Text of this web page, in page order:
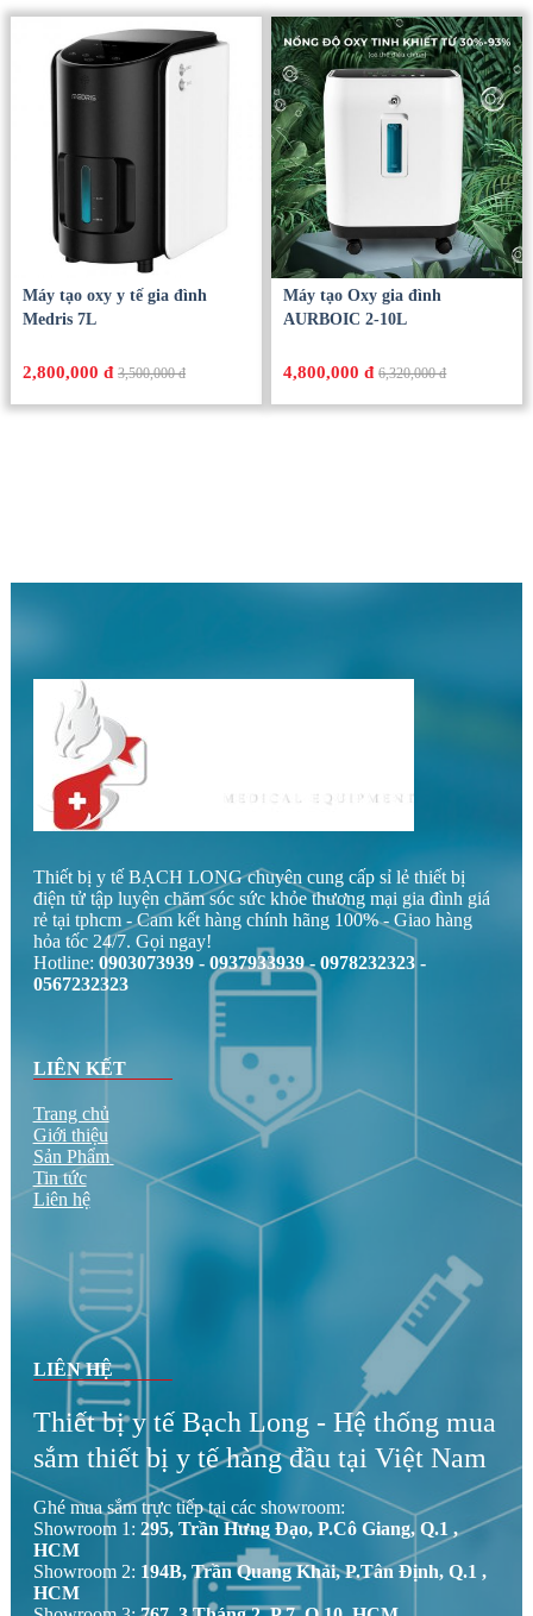
Máy tạo oxy y tế gia đình
Medris 7L
2,800,000 đ 3,500,000 đ
Máy tạo Oxy gia đình
AURBOIC 2-10L
4,800,000 đ 6,320,000 đ
Thiết bị y tế BẠCH LONG chuyên cung cấp sỉ lẻ thiết bị
điện tử tập luyện chăm sóc sức khỏe thương mại gia đình giá
rẻ tại tphcm - Cam kết hàng chính hãng 100% - Giao hàng
hỏa tốc 24/7. Gọi ngay!
Hotline: 0903073939 - 0937933939 - 0978232323 -
0567232323
LIÊN KẾT
Trang chủ
Giới thiệu
Sản Phẩm
Tin tức
Liên hệ
LIÊN HỆ
Thiết bị y tế Bạch Long - Hệ thống mua
sắm thiết bị y tế hàng đầu tại Việt Nam
Ghé mua sắm trực tiếp tại các showroom:
Showroom 1: 295, Trần Hưng Đạo, P.Cô Giang, Q.1 ,
HCM
Showroom 2: 194B, Trần Quang Khải, P.Tân Định, Q.1 ,
HCM